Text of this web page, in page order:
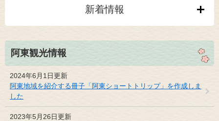
新着情報
阿東観光情報
2024年6月1日更新
阿東地域を紹介する冊子「阿東ショートトリップ」を作成しま
した
2023年5月26日更新